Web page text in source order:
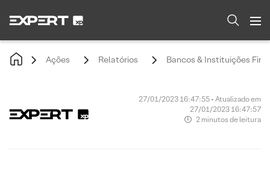
Ações Relatórios Bancos & Instituições
27/01/2023 16:47:55 • Atualizado em
27/01/2023 16:47:57
2 minutos de leitura